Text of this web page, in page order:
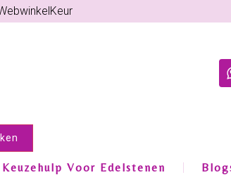
Keuzehulp Voor Edelstenen